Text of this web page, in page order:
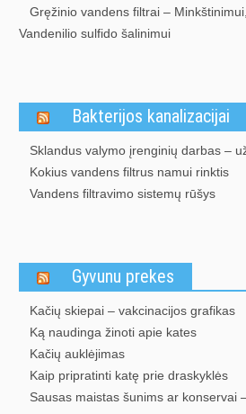
Gręžinio vandens filtrai –
Vandenilio sulfido šalinimui
Bakterijos kanalizacijai
Sklandus valymo įrenginių darbas –
Kokius vandens filtrus namui rinktis
Vandens filtravimo sistemų rūšys
Gyvunu prekes
Kačių skiepai – vakcinacijos grafikas
Ką naudinga žinoti apie kates
Kačių auklėjimas
Kaip pripratinti katę prie draskyklės
Sausas maistas šunims ar konservai